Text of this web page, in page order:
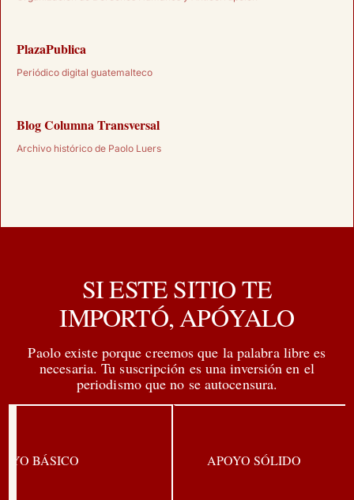
PlazaPublica
Periódico digital guatemalteco
Blog Columna Transversal
Archivo histórico de Paolo Luers
SI ESTE SITIO TE
IMPORTÓ, APÓYALO
Paolo existe porque creemos que la palabra libre es
necesaria. Tu suscripción es una inversión en el
periodismo que no se autocensura.
BÁSICO APOYO SÓLIDO